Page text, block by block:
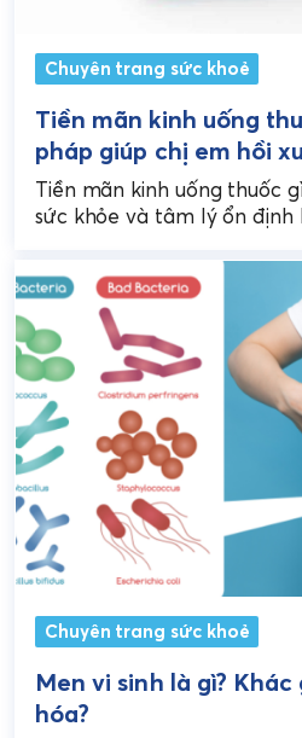
Chuyên trang sức khoẻ
Tiền mãn kinh uống
pháp giúp chị em hồi
nội tiết
Tiền mãn kinh uống thuốc
sức khỏe và tâm lý ổn định
Chuyên trang sức khoẻ
Men vi sinh là gì?
hóa?